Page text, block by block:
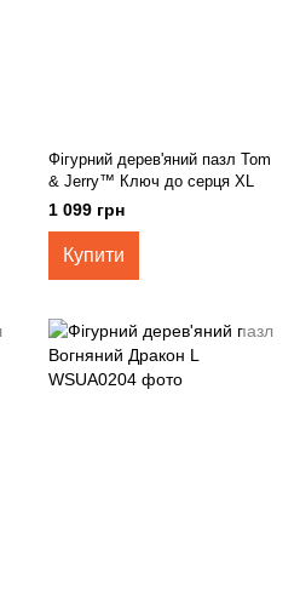
Фігурний дерев'яний пазл Tom
& Jerry™ Ключ до серця XL
1 099 грн
Купити